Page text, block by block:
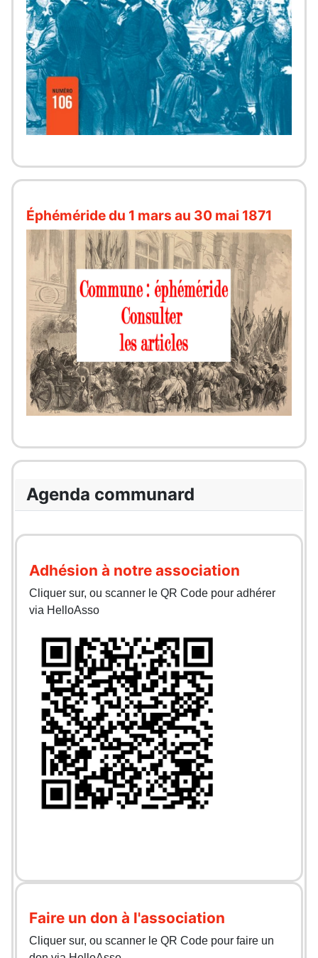
Éphéméride du 1 mars au 30 mai 1871
Agenda communard
Adhésion à notre association
Cliquer sur, ou scanner le QR Code pour adhérer
via HelloAsso
Faire un don à l'association
Cliquer sur, ou scanner le QR Code pour faire un